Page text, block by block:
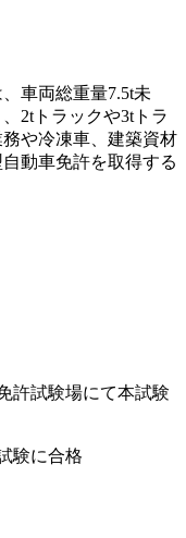
車両総重量7.5t未
2tトラックや3tトラ
や冷凍車、建築資材
動車免許を取得する
許試験場にて本試験
験に合格